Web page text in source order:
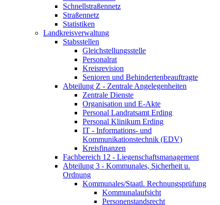
Schnellstraßennetz
Straßennetz
Statistiken
Landkreisverwaltung
Stabsstellen
Gleichstellungsstelle
Personalrat
Kreisrevision
Senioren und Behindertenbeauftragte
Abteilung Z - Zentrale Angelegenheiten
Zentrale Dienste
Organisation und E-Akte
Personal Landratsamt Erding
Personal Klinikum Erding
IT - Informations- und
Kommunikationstechnik (EDV)
Kreisfinanzen
Fachbereich 12 - Liegenschaftsmanagement
Abteilung 3 - Kommunales, Sicherheit u.
Ordnung
Kommunales/Staatl. Rechnungsprüfung
Kommunalaufsicht
Personenstandsrecht